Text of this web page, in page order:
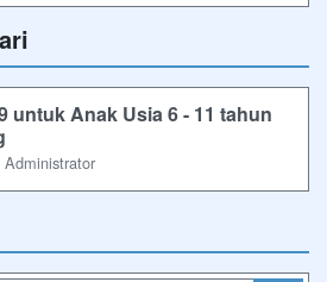
untuk Anak Usia 6 - 11 tahun